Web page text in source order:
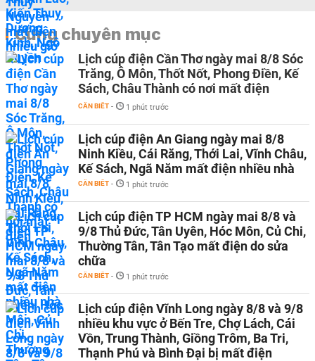
Cùng chuyên mục
Lịch cúp điện Cần Thơ ngày mai 8/8 Sóc
Trăng, Ô Môn, Thốt Nốt, Phong Điền, Kế
Sách, Châu Thành có nơi mất điện
CẦN BIẾT - 1 phút trước
Lịch cúp điện An Giang ngày mai 8/8
Ninh Kiều, Cái Răng, Thới Lai, Vĩnh Châu,
Kế Sách, Ngã Năm mất điện nhiều nhà
CẦN BIẾT - 1 phút trước
Lịch cúp điện TP HCM ngày mai 8/8 và
9/8 Thủ Đức, Tân Uyên, Hóc Môn, Củ Chi,
Thường Tân, Tân Tạo mất điện do sửa
chữa
CẦN BIẾT - 1 phút trước
Lịch cúp điện Vĩnh Long ngày 8/8 và 9/8
nhiều khu vực ở Bến Tre, Chợ Lách, Cái
Vồn, Trung Thành, Giồng Trôm, Ba Tri,
Thạnh Phú và Bình Đại bị mất điện